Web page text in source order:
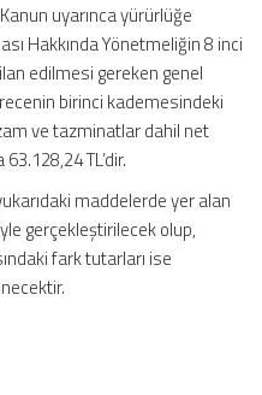
uyarınca yürürlüğe
Hakkında Yönetmeliğin 8 inci
edilmesi gereken genel
birinci kademesindeki
ve tazminatlar dahil net
TL’dir.
maddelerde yer alan
gerçekleştirilecek olup,
fark tutarları ise